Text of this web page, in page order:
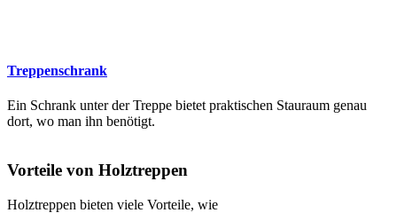
Treppenschrank
Ein Schrank unter der Treppe bietet praktischen Stauraum genau
dort, wo man ihn benötigt.
Vorteile von Holztreppen
Holztreppen bieten viele Vorteile, wie